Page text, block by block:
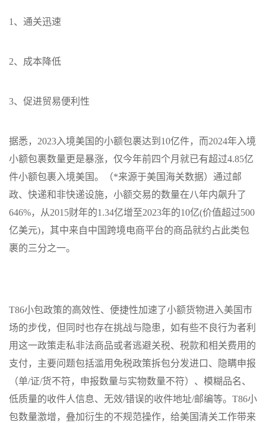
1、通关迅速
2、成本降低
3、促进贸易便利性
据悉， 2023入境美国的小额包裹达到10亿件，而2024年入境
小额包裹数量更是暴涨，仅今年前四个月就已有超过4.85亿
件小额包裹入境美国。（*来源于美国海关数据）通过邮
政、快递和非快递设施，小额交易的数量在八年内飙升了
646%，从2015财年的1.34亿增至2023年的10亿(价值超过500
亿美元)，其中来自中国跨境电商平台的商品就约占此类包
裹的三分之一。
T86小包政策的高效性、便捷性加速了小额货物进入美国市
场的步伐，但同时也存在挑战与隐患，如有些不良行为者利
用这一政策走私非法商品或者逃避关税、税款和相关费用的
支付，主要问题包括滥用免税政策拆包分发进口、隐瞒申报
（单/证/货不符，申报数量与实物数量不符）、模糊品名、
低质量的收件人信息、无效/错误的收件地址/邮编等。T86小
包数量激增，叠加衍生的不规范操作，给美国清关工作带来